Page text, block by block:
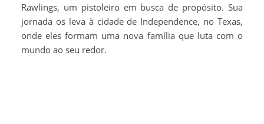
Rawlings, um pistoleiro em busca de propósito. Sua
jornada os leva à cidade de Independence, no Texas,
onde eles formam uma nova família que luta com o
mundo ao seu redor.